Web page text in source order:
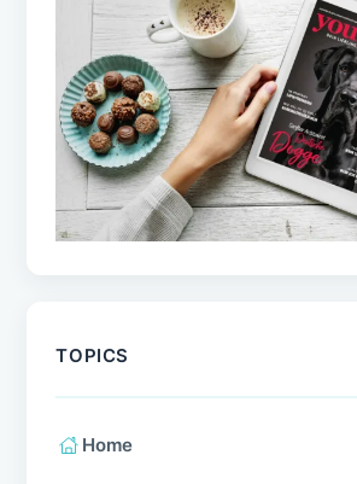
TOPICS
Home